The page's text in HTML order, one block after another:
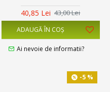
40,85 Lei 43,00 Lei
ADAUGĂ ÎN COŞ
Ai nevoie de informatii?
-5 %